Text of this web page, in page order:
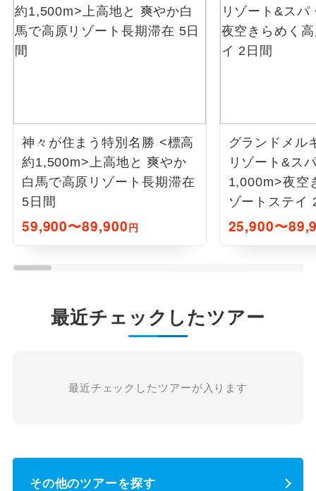
神々が住まう特別名勝 <標高
約1,500m>上高地と 爽やか
白馬で高原リゾート長期滞在
5日間
59,900〜89,900円
グランドメル
リゾート&ス
1,000m>夜空
ゾートステイ
25,900〜
最近チェックしたツアー
最近チェックしたツアーが入ります
その他のツアーを探す